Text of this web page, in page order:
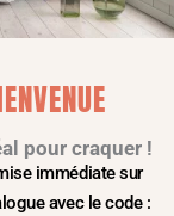
Séparateur
pièce Gris
cm
pour craquer !
immédiate sur
avec le code :